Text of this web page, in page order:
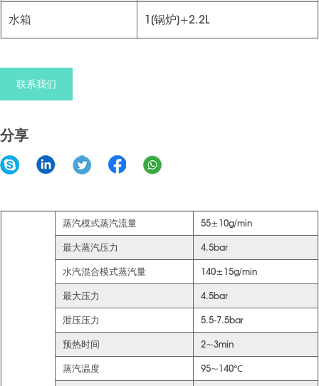
水箱 1(锅炉)+2.2L
联系我们
分享
蒸汽模式蒸汽流量 55±10g/min
最大蒸汽压力 4.5bar
水汽混合模式蒸汽量 140±15g/min
最大压力 4.5bar
泄压压力 5.5-7.5bar
预热时间 2~3min
蒸汽温度 95~140℃